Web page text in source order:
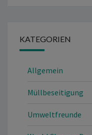
KATEGORIEN
Allgemein
Müllbeseitigung
Umweltfreunde